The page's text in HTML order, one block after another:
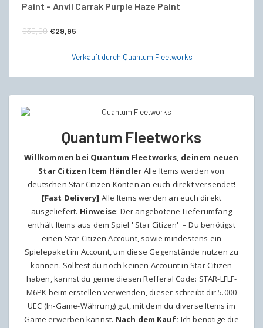
Paint – Anvil Carrak Purple Haze Paint
€35,99 Ursprünglicher
€29,95
Verkauft durch Quantum Fleetworks
Quantum Fleetworks
Willkommen bei Quantum Fleetworks, deinem neuen
Star Citizen Item Händler Alle Items werden von
deutschen Star Citizen Konten an euch direkt versendet!
[Fast Delivery] Alle Items werden an euch direkt
ausgeliefert. Hinweise: Der angebotene Lieferumfang
enthält Items aus dem Spiel ''Star Citizen'' – Du benötigst
einen Star Citizen Account, sowie mindestens ein
Spielepaket im Account, um diese Gegenstände nutzen zu
können. Solltest du noch keinen Account in Star Citizen
haben, kannst du gerne diesen Refferal Code: STAR-LFLF-
M6PK beim erstellen verwenden, dieser schreibt dir 5.000
UEC (In-Game-Währung) gut, mit dem du diverse Items im
Game erwerben kannst. Nach dem Kauf: Ich benötige die